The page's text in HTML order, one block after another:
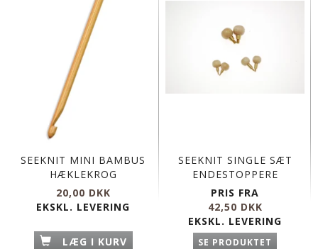
SEEKNIT MINI BAMBUS
HÆKLEKROG
20,00 DKK
EKSKL. LEVERING
LÆG I KURV
SEEKNIT SINGLE SÆT
ENDESTOPPERE
PRIS FRA
42,50 DKK
EKSKL. LEVERING
SE PRODUKTET